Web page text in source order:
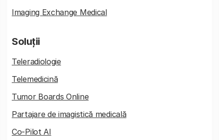
Imaging Exchange Medical
Soluții
Teleradiologie
Telemedicină
Tumor Boards Online
Partajare de imagistică medicală
Co-Pilot AI